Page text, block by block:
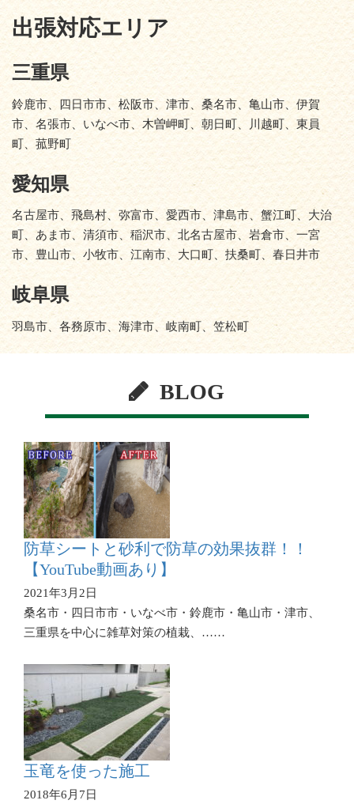
出張対応エリア
三重県
鈴鹿市、四日市市、松阪市、津市、桑名市、亀山市、伊賀
市、名張市、いなべ市、木曽岬町、朝日町、川越町、東員
町、菰野町
愛知県
名古屋市、飛島村、弥富市、愛西市、津島市、蟹江町、大治
町、あま市、清須市、稲沢市、北名古屋市、岩倉市、一宮
市、豊山市、小牧市、江南市、大口町、扶桑町、春日井市
岐阜県
羽島市、各務原市、海津市、岐南町、笠松町
BLOG
防草シートと砂利で防草の効果抜群！！
【YouTube動画あり】
2021年3月2日
桑名市・四日市市・いなべ市・鈴鹿市・亀山市・津市、
三重県を中心に雑草対策の植栽、……
玉竜を使った施工
2018年6月7日